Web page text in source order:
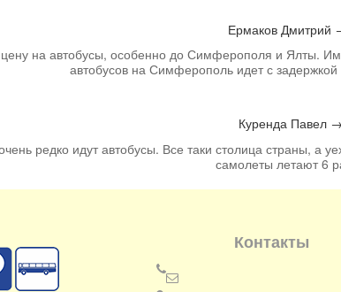
Ермаков Дмитрий
на автобусы, особенно до Симферополя и Ялты.
автобусов на Симферополь идет с
Куренда Павел→
редко идут автобусы. Все таки столица страны, а
самолеты летают 6
Контакты